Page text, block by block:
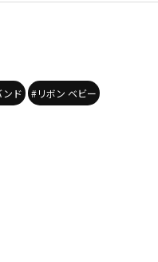
ンド #リボン ベビー